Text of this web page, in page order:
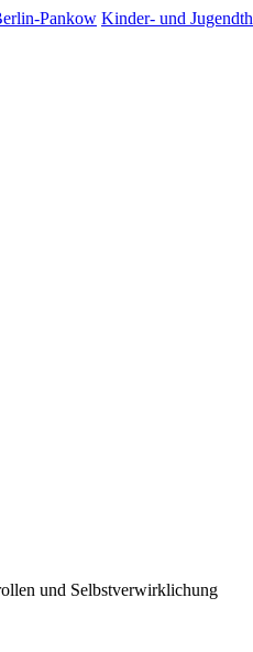
Kinder- und
und Selbstverwirklichung